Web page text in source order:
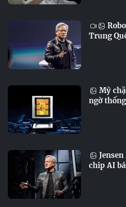
Trung
Mỹ
ngờ
chip AI